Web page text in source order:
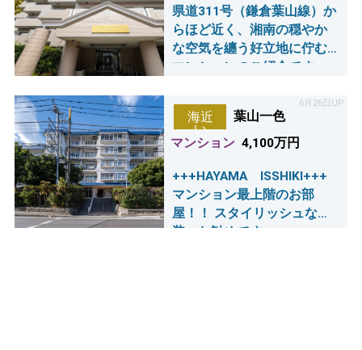
県道311号（鎌倉葉山線）か
らほど近く、湘南の穏やか
な空気を纏う好立地に佇む
マンションのご紹介です。
6月26日UP
海近
い
葉山一色
マンション 4,100万円
+++HAYAMA ISSHIKI+++
マンション最上階のお部
屋！！ スタイリッシュな内
装、お勧めです♪